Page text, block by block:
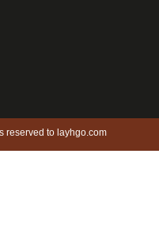
reserved to layhgo.com